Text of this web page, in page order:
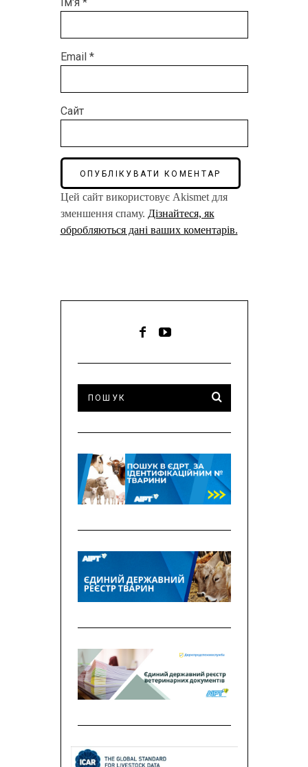
Email *
Сайт
Цей сайт використовує Akismet для
зменшення спаму. Дізнайтеся, як
обробляються дані ваших коментарів.